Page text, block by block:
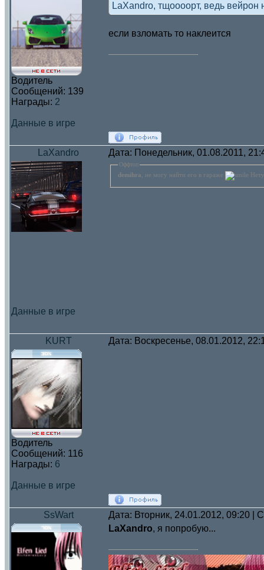
Водитель
Сообщений: 139
Награды: 2
Данные в игре
LaXandro, тщоооорт, ведь вейрон
если взломать то наклеится
LaXandro Дата: Понедельник, 01.08.2011,
Данные в игре
Оффтоп
demihra , не могу найти его в гараже
KURT Дата: Воскресенье, 08.01.2012,
Водитель
Сообщений: 116
Награды: 6
Данные в игре
SsWart Дата: Вторник, 24.01.2012, 09:20 |
LaXandro, я попробую...